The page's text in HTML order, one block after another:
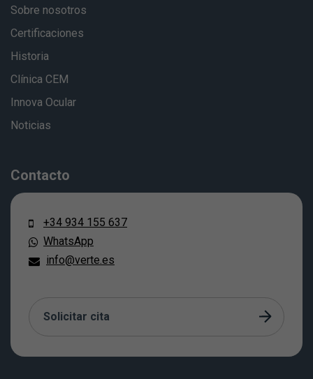
Sobre nosotros
Certificaciones
Historia
Clínica CEM
Innova Ocular
Noticias
Contacto
+34 934 155 637
WhatsApp
info@verte.es
Solicitar cita